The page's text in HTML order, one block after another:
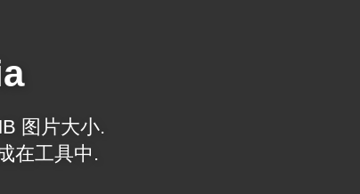
图片大小.
在工具中.